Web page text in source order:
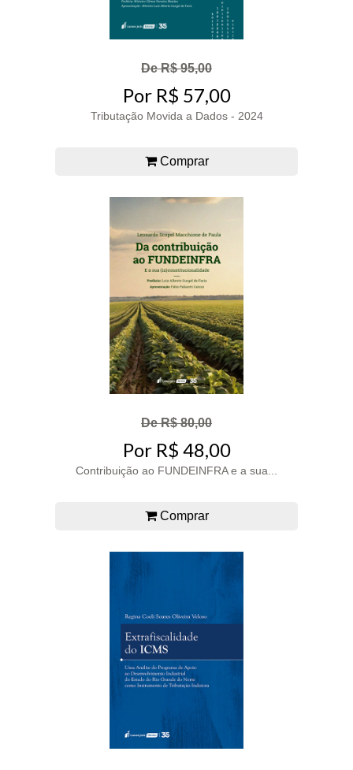
De R$ 95,00
Por R$ 57,00
Tributação Movida a Dados - 2024
Comprar
De R$ 80,00
Por R$ 48,00
Contribuição ao FUNDEINFRA e a sua...
Comprar